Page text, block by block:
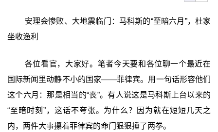
安理会惨败、大地震临门：马科斯的“至暗六月”，杜家
坐收渔利
各位看官，大家好。笔者今天要和各位聊一个最近在
国际新闻里动静不小的国家——菲律宾。用一句话形容他们
这个六月：那是相当的“丧”。有人说这是马科斯上台以来的
“至暗时刻”，这话不夸张。为什么？因为就在短短几天之
内，两件大事攥着菲律宾的命门狠狠捶了两拳。